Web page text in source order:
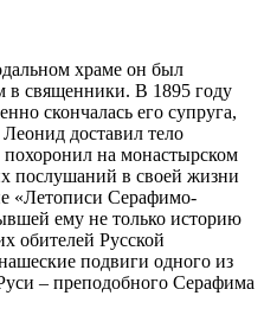
храме он был
в священники. В 1895 году
скончалась его супруга,
доставил тело
на монастырском
послушаний в своей жизни
«Летописи Серафимо-
ему не только историю
обителей Русской
подвиги одного из
– преподобного Серафима